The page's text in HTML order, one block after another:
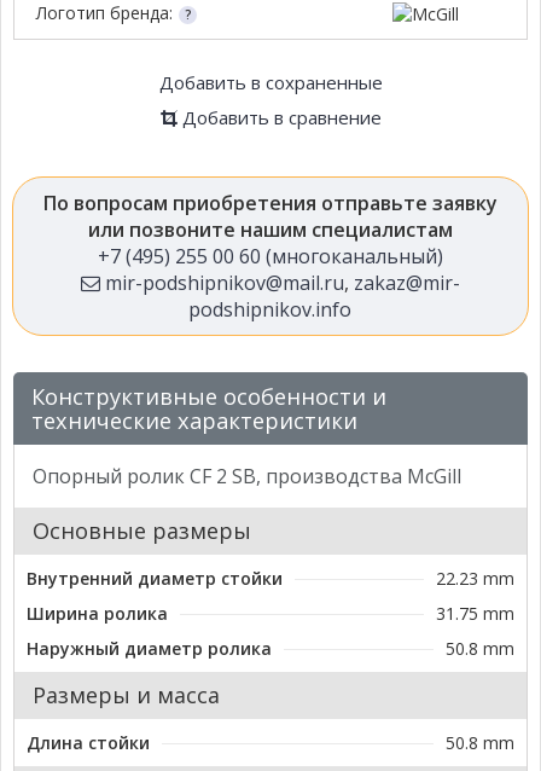
Логотип бренда:
Добавить в сохраненные
Добавить в сравнение
По вопросам приобретения отправьте заявку
или позвоните нашим специалистам
+7 (495) 255 00 60 (многоканальный)
mir-podshipnikov@mail.ru, zakaz@mir-
podshipnikov.info
Конструктивные особенности и
технические характеристики
Опорный ролик CF 2 SB, производства McGill
Основные размеры
Внутренний диаметр стойки
22.23 mm
Ширина ролика
31.75 mm
Наружный диаметр ролика
50.8 mm
Размеры и масса
Длина стойки 50.8 mm